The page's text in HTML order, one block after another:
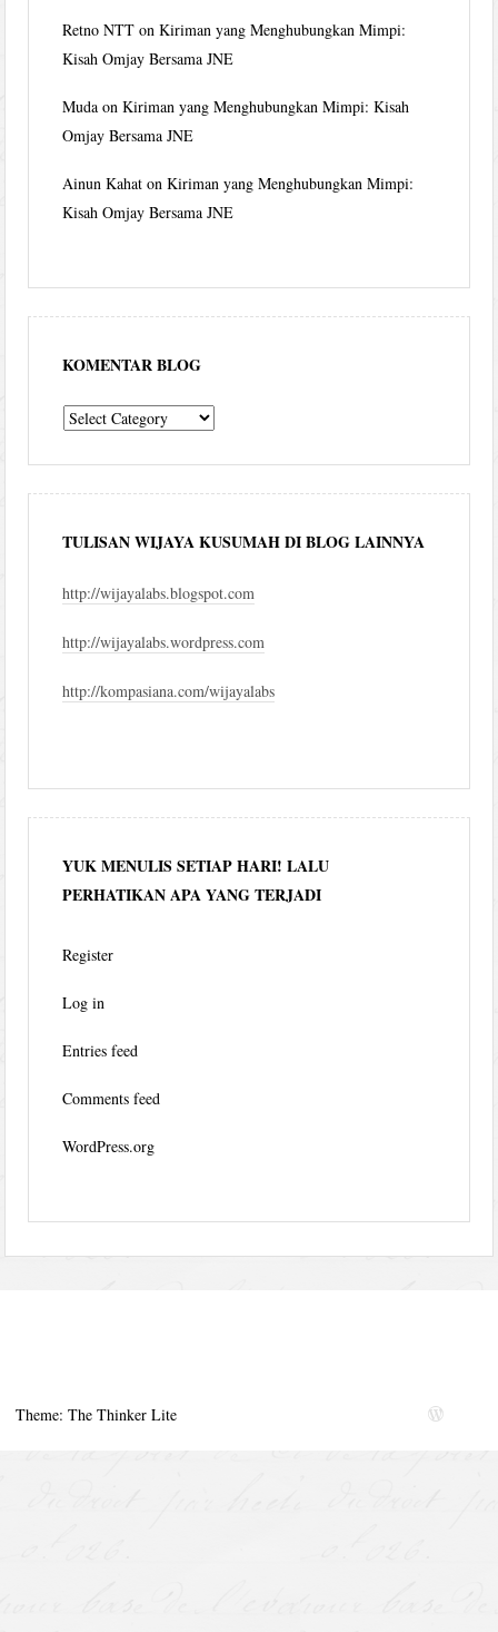
Retno NTT onKiriman yang Menghubungkan Mimpi:
Kisah Omjay Bersama JNE
Muda onKiriman yang Menghubungkan Mimpi: Kisah
Omjay Bersama JNE
Ainun Kahat onKiriman yang Menghubungkan Mimpi:
Kisah Omjay Bersama JNE
KOMENTAR BLOG
komentar
TULISAN WIJAYA KUSUMAH DI BLOG LAINNYA
http://wijayalabs.blogspot.com
http://wijayalabs.wordpress.com
http://kompasiana.com/wijayalabs
YUK MENULIS SETIAP HARI! LALU
PERHATIKAN APA YANG TERJADI
Register
Log in
Entries feed
Comments feed
WordPress.org
Theme: The Thinker Lite